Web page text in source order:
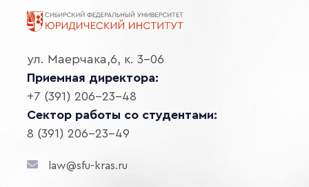
ул. Маерчака,6, к. 3-06
Приемная директора:
+7 (391) 206-23-48
Сектор работы со студентами:
8 (391) 206-23-49
law@sfu-kras.ru